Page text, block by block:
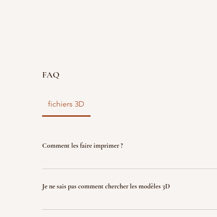
FAQ
fichiers 3D
Comment les faire imprimer ?
vous disposez d'un fichier 3D ? faites le nous
garantir la propriété intellectuelle.
Je ne sais pas comment chercher les modèles 3D
Indiquez nous ce que vous recherchez (jeux,